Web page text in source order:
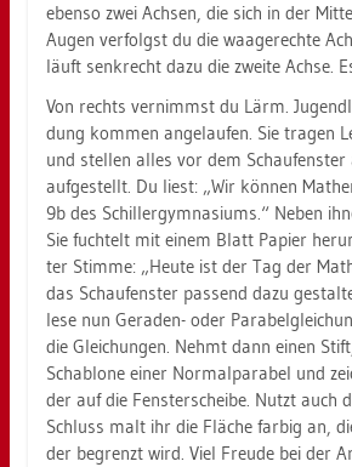
eben­so zwei Ach­sen, die sich in der
Augen ver­folgst du die waa­ge­rech­te
läuft senk­recht dazu die zwei­te Achse.
Von rechts ver­nimmst du Lärm.
dung kom­men an­ge­lau­fen. Sie tra­gen
und stel­len alles vor dem Schau­fens­ter
auf­ge­stellt. Du liest: „Wir kön­nen
9b des Schil­ler­gym­na­si­ums.“ Neben
Sie fuch­telt mit einem Blatt Pa­pier
ter Stim­me: „Heute ist der Tag der
das Schau­fens­ter pas­send dazu
lese nun Ge­ra­den- oder
die Glei­chun­gen. Nehmt dann einen
Scha­blo­ne einer Nor­mal­pa­ra­bel und
der auf die Fens­ter­schei­be. Nutzt auch
Schluss malt ihr die Flä­che far­big an,
der be­grenzt wird. Viel Freu­de bei der